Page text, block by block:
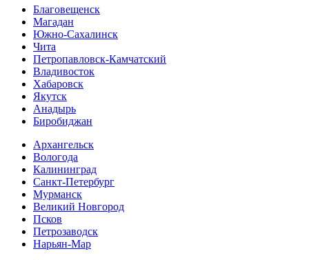
Благовещенск
Магадан
Южно-Сахалинск
Чита
Петропавловск-Камчатский
Владивосток
Хабаровск
Якутск
Анадырь
Биробиджан
Архангельск
Вологода
Калининград
Санкт-Петербург
Мурманск
Великий Новгород
Псков
Петрозаводск
Нарьян-Мар